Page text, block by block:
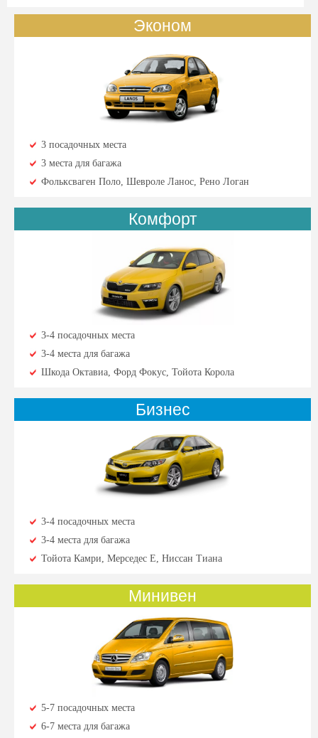
Эконом
3 посадочных места
3 места для багажа
Фольксваген Поло, Шевроле Ланос, Рено Логан
Комфорт
3-4 посадочных места
3-4 места для багажа
Шкода Октавиа, Форд Фокус, Тойота Корола
Бизнес
3-4 посадочных места
3-4 места для багажа
Тойота Камри, Мерседес Е, Ниссан Тиана
Минивен
5-7 посадочных места
6-7 места для багажа